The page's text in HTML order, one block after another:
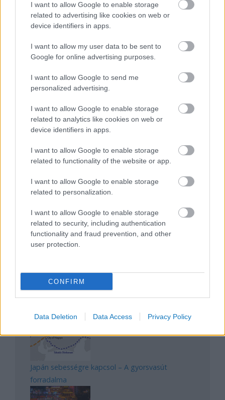
I want to allow Google to enable storage
related to advertising like cookies on web or
device identifiers in apps.
I want to allow my user data to be sent to
Google for online advertising purposes.
I want to allow Google to send me
personalized advertising.
I want to allow Google to enable storage
related to analytics like cookies on web or
device identifiers in apps.
I want to allow Google to enable storage
related to functionality of the website or app.
I want to allow Google to enable storage
related to personalization.
I want to allow Google to enable storage
related to security, including authentication
functionality and fraud prevention, and other
user protection.
CONFIRM
Data Deletion Data Access Privacy Policy
Manaus: a dzsungel szívének városa
Magyarország rejtett gyöngyszemei
Mik alakítják a gondolkodásod? Avagy a kognitív
torzítások
Az egygyermekes politika és Kína gazdasági
Japán sebességre kapcsol – A gyorsvasút
forradalma